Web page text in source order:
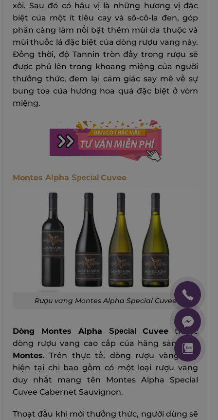
xôi. Sau đó có hậu vị là những hương vị đặc
biệt của một ít tiêu cay và sô-cô-la đen, góp
phần càng làm nổi bật thêm mùi da thuộc và
mùi thuốc lá đặc biệt của dòng rượu vang này.
Đồng thời, độ Tannin tròn đầy trong rượu sẽ
được phủ lên trong khoang miệng của người
thưởng thức, đem lại cảm giác say mê về sự
bung tỏa của hương hoa quả đặc biệt ở vòm
miệng.
Montes Alpha Special Cuvee
Rượu vang Montes Alpha Special Cuvee
Dòng Montes Alpha Special Cuvee thuộc
dòng rượu vang cao cấp của hãng sản xuất
Montes. Trên thực tế, dòng rượu vàng này
hiện tại chỉ bao gồm có một loại rượu vang
duy nhất mang tên Montes Alpha Special
Cuvee Cabernet Sauvignon.
Thoạt đầu khi mới thưởng thức, người dùng sẽ